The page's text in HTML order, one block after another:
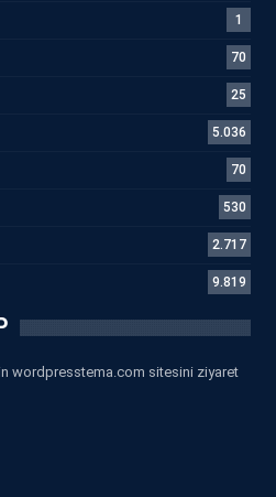
1
70
25
5.036
70
530
2.717
9.819
wordpresstema.com sitesini ziyaret